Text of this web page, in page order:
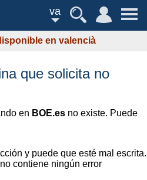
va
en valencià
que solicita no
en BOE.es no existe. Puede
y puede que esté mal escrita.
contiene ningún error